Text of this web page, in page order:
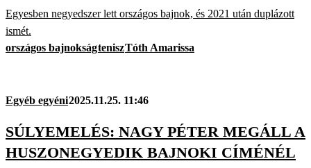
Egyesben negyedszer lett országos bajnok, és 2021 után duplázott
ismét.
országos bajnokságteniszTóth Amarissa
Egyéb egyéni2025.11.25. 11:46
SÚLYEMELÉS: NAGY PÉTER MEGÁLL A
HUSZONEGYEDIK BAJNOKI CÍMÉNÉL